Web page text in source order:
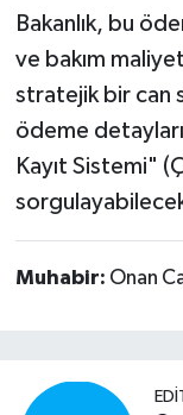
Bakanlık, bu
ve bakım
stratejik bir can
ödeme
Kayıt Sistemi"
Muhabir: Onan